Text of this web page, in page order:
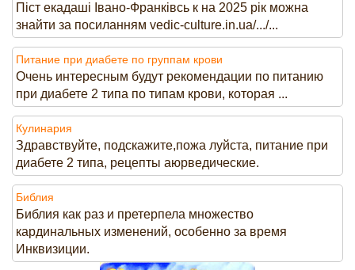
Піст екадаші Івано-Франківсь к на 2025 рік можна
знайти за посиланням vedic-culture.in.ua/.../...
Питание при диабете по группам крови
Очень интересным будут рекомендации по питанию
при диабете 2 типа по типам крови, которая ...
Кулинария
Здравствуйте, подскажите,пожа луйста, питание при
диабете 2 типа, рецепты аюрведические.
Библия
Библия как раз и претерпела множество
кардинальных изменений, особенно за время
Инквизиции.